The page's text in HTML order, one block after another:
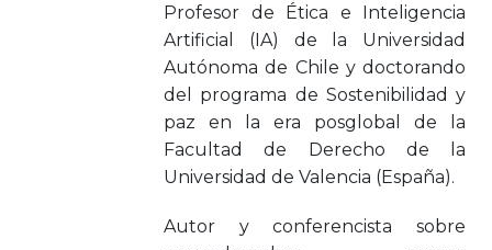
Profesor de Ética e Inteligencia
Artificial (IA) de la Universidad
Autónoma de Chile y doctorando
del programa de Sostenibilidad y
paz en la era posglobal de la
Facultad de Derecho de la
Universidad de Valencia (España).
Autor y conferencista sobre